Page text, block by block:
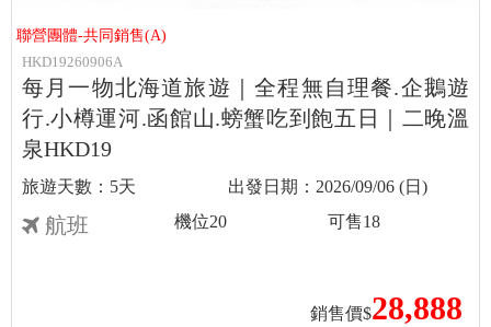
聯營團體-共同銷售(A)
HKD19260906A
每月一物北海道旅遊｜全程無自理餐.企鵝遊
行.小樽運河.函館山.螃蟹吃到飽五日｜二晚溫
泉HKD19
5天 2026/09/06 (日)
航班
銷售價$28,888
機位20 可售18